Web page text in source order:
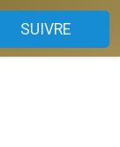
SUIVRE